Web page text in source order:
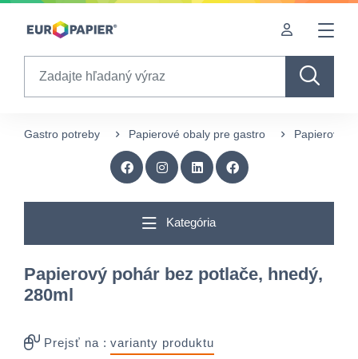
Table Of Content
Doplnkové produkty
Zaujímavé produkty pre Vás
Gastro potreby Papierové obaly pre gastro Papierové
Kategória
Papierový pohár bez potlače, hnedý,
280ml
Prejsť na : varianty produktu